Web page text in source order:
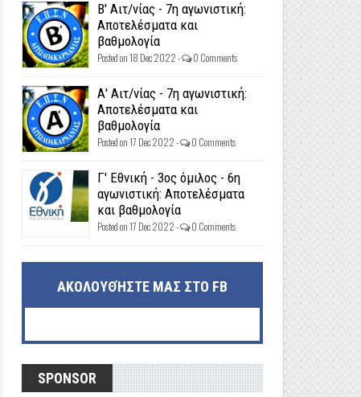
Β' Αιτ/νίας - 7η αγωνιστική:
Αποτελέσματα και
βαθμολογία
Posted on 18 Dec 2022 - 0 Comments
Α' Αιτ/νίας - 7η αγωνιστική:
Αποτελέσματα και
βαθμολογία
Posted on 17 Dec 2022 - 0 Comments
Γ' Εθνική - 3ος όμιλος - 6η
αγωνιστική: Αποτελέσματα
και βαθμολογία
Posted on 17 Dec 2022 - 0 Comments
ΑΚΟΛΟΥΘΉΣΤΕ ΜΑΣ ΣΤΟ FB
SPONSOR